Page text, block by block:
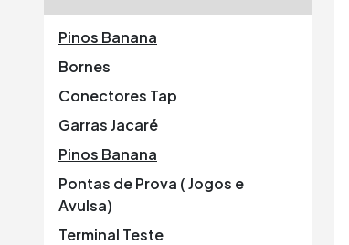
Pinos Banana
Bornes
Conectores Tap
Garras Jacaré
Pinos Banana
Pontas de Prova ( Jogos e
Avulsa)
Terminal Teste